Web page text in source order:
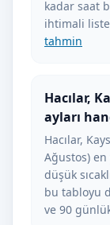
kadar saat
ihtimali
tahmin
Hacılar,
ayları
Hacılar,
Ağustos) en
düşük
bu tabloyu
ve 90